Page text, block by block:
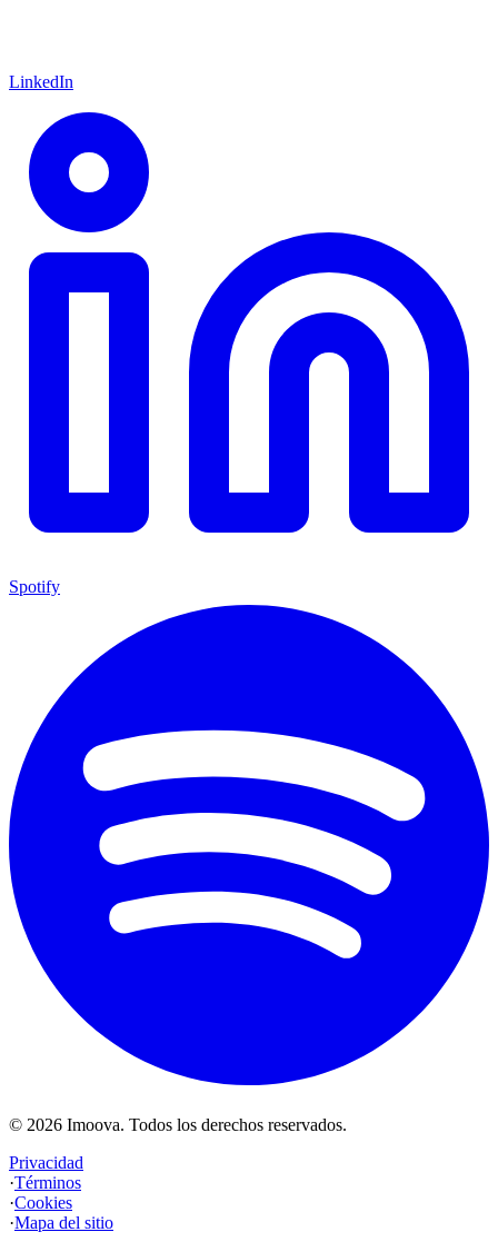
LinkedIn
Spotify
© 2026 Imoova. Todos los derechos reservados.
Privacidad
·Términos
·Cookies
·Mapa del sitio